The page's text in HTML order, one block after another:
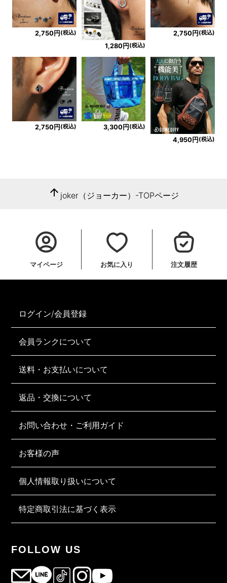
2,750円(税込)
1,280円 (税込)
2,750円(税込)
2,750円 (税込) 3,300円 (税込)
4,950円 (税込)
arrow_upward joker（ジョーカー）-TOPページ
マイページ お気に入り 注文履歴
ログイン/会員登録
会員ランクについて
送料・お支払いについて
返品・交換について
お問い合わせ・ご利用ガイド
お客様の声
個人情報取り扱いについて
特定商取引法に基づく表示
FOLLOW US